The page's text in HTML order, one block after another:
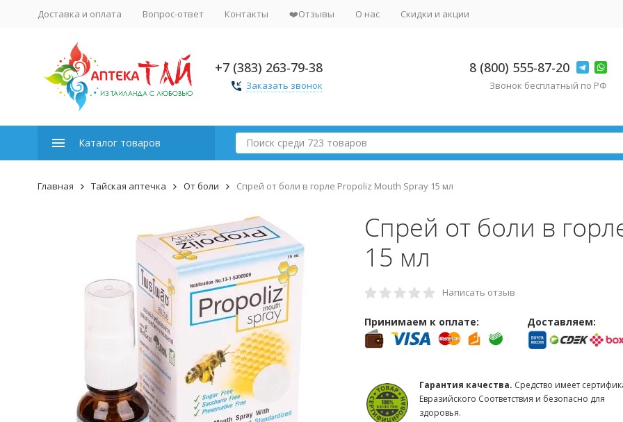
Доставка и оплата Вопрос-ответ Контакты ❤️Отзывы О нас Скидки и акции
+7 (383) 263-79-38
Заказать звонок
8 (800) 555-87-20
Звонок бесплатный по РФ
Каталог товаров
Главная Тайская аптечка От боли Спрей от боли в горле Propoliz Mouth Spray 15 мл
Спрей от боли в
15 мл
Написать отзыв
Принимаем к оплате: Доставляем:
Гарантия качества. Средство имеет
Евразийского Соответствия и безопасно для
здоровья.